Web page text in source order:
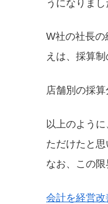
うになりまし
W社の社長
えは、採算
店舗別の採
以上のように
ただけたと思
なお、この限
会計を経営